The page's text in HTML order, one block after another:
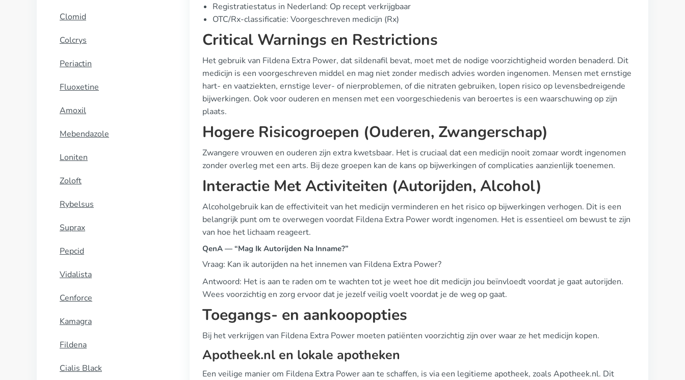
Clomid
Colcrys
Periactin
Fluoxetine
Amoxil
Mebendazole
Loniten
Zoloft
Rybelsus
Suprax
Pepcid
Vidalista
Cenforce
Kamagra
Fildena
Cialis Black
Registratiestatus in Nederland: Op recept verkrijgbaar
OTC/Rx-classificatie: Voorgeschreven medicijn (Rx)
Critical Warnings en Restrictions
Het gebruik van Fildena Extra Power, dat sildenafil bevat, moet met de nodige voorzichtigheid worden benaderd. Dit
medicijn is een voorgeschreven middel en mag niet zonder medisch advies worden ingenomen. Mensen met ernstige
hart- en vaatziekten, ernstige lever- of nierproblemen, of die nitraten gebruiken, lopen risico op levensbedreigende
bijwerkingen. Ook voor ouderen en mensen met een voorgeschiedenis van beroertes is een waarschuwing op zijn
plaats.
Hogere Risicogroepen (Ouderen, Zwangerschap)
Zwangere vrouwen en ouderen zijn extra kwetsbaar. Het is cruciaal dat een medicijn nooit zomaar wordt ingenomen
zonder overleg met een arts. Bij deze groepen kan de kans op bijwerkingen of complicaties aanzienlijk toenemen.
Interactie Met Activiteiten (Autorijden, Alcohol)
Alcoholgebruik kan de effectiviteit van het medicijn verminderen en het risico op bijwerkingen verhogen. Dit is een
belangrijk punt om te overwegen voordat Fildena Extra Power wordt ingenomen. Het is essentieel om bewust te zijn
van hoe het lichaam reageert.
QenA — “Mag Ik Autorijden Na Inname?”
Vraag: Kan ik autorijden na het innemen van Fildena Extra Power?
Antwoord: Het is aan te raden om te wachten tot je weet hoe dit medicijn jou beïnvloedt voordat je gaat autorijden.
Wees voorzichtig en zorg ervoor dat je jezelf veilig voelt voordat je de weg op gaat.
Toegangs- en aankoopopties
Bij het verkrijgen van Fildena Extra Power moeten patiënten voorzichtig zijn over waar ze het medicijn kopen.
Apotheek.nl en lokale apotheken
Een veilige manier om Fildena Extra Power aan te schaffen, is via een legitieme apotheek, zoals Apotheek.nl. Dit